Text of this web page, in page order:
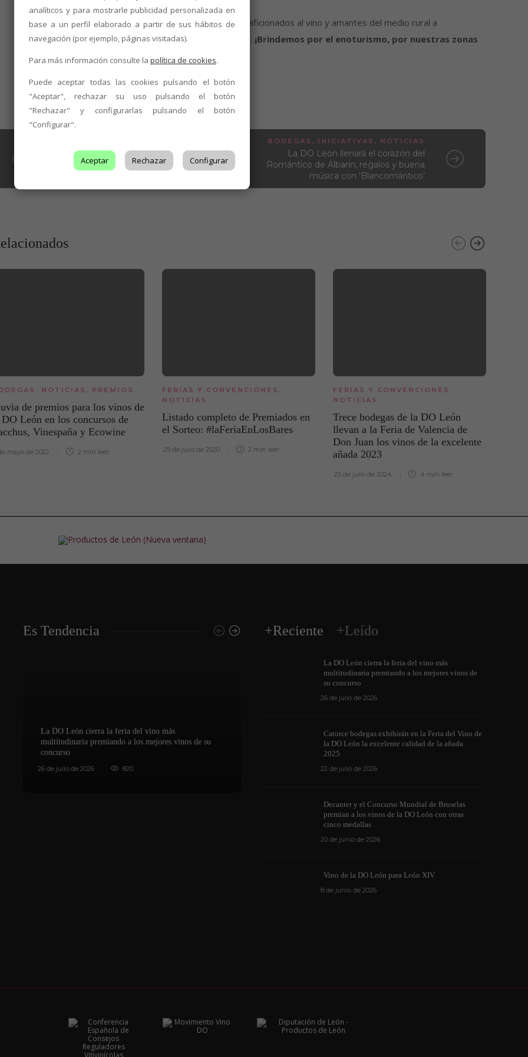
Desde la D.O. León animamos a vecinos, visitantes, aficionados al vino y amantes del medio rural a
acompañarnos el 9 de mayo en Valencia de Don Juan. ¡Brindemos por el enoturismo, por nuestras zonas
rurales y por el vino con D.O.!
La DO León se sumará el sábado a un
brindis colectivo y simultáneo en
BODEGAS , INICIATIVAS , NOTICIAS
La DO León llenará el corazón del
Romántico de Albarín, regalos y buena
música con ‘Blancomántico’
, NOTICIAS , PREMIOS
de premios para los vinos de
León en los concursos de
Vinespaña y Ecowine
mayo de 2022 2 min leer
FERIAS Y CONVENCIONES ,
NOTICIAS
Listado completo de Premiados en
el Sorteo: #laFeriaEnLosBares
29 de julio de 2020 2 min leer
FERIAS Y CONVENCIONES ,
NOTICIAS
Trece bodegas de la DO León
llevan a la Feria de Valencia de
Don Juan los vinos de la excelente
añada 2023
25 de julio de 2024 4 min leer
Es Tendencia
La DO León cierra la feria del vino más
multitudinaria premiando a los mejores vinos de su
concurso
26 de julio de 2026 820
Vino de la DO León para León XIV
1171
Los vinos de
+Reciente +Leído
La DO León cierra la feria del vino más
multitudinaria premiando a los mejores vinos de
su concurso
26 de julio de 2026
Catorce bodegas exhibirán en la Feria del Vino de
la DO León la excelente calidad de la añada
2025
22 de julio de 2026
Decanter y el Concurso Mundial de Bruselas
premian a los vinos de la DO León con otras
cinco medallas
20 de junio de 2026
Vino de la DO León para León XIV
8 de junio de 2026
analíticos y para mostrarle publicidad personalizada en
base a un perfil elaborado a partir de sus hábitos de
navegación (por ejemplo, páginas visitadas).
Para más información consulte la política de cookies.
Puede aceptar todas las cookies pulsando el botón
"Aceptar", rechazar su uso pulsando el botón
"Rechazar" y configurarlas pulsando el botón
"Configurar".
Aceptar Rechazar Configurar